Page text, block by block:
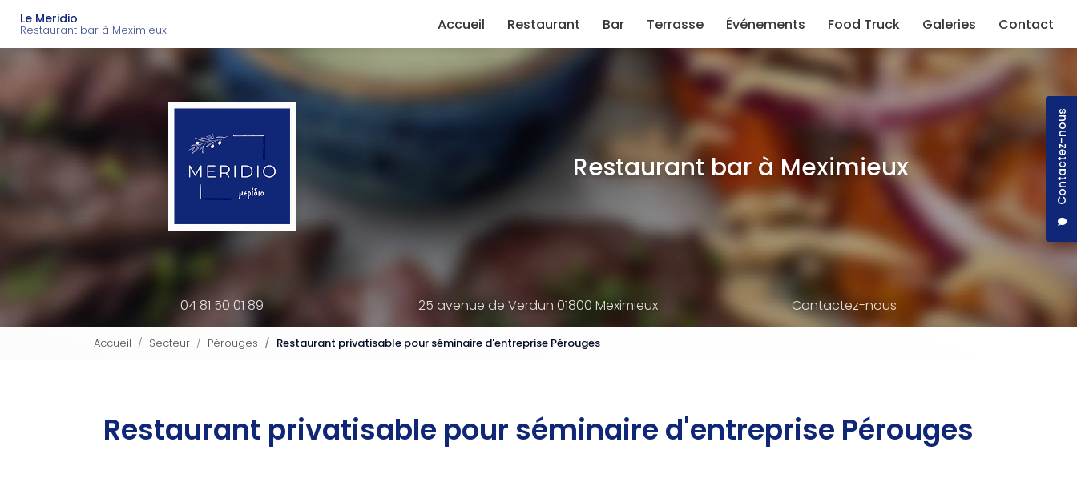
contenu
Le Meridio
Restaurant bar à Meximieux
Contactez-nous
Accueil
Restaurant Bar Terrasse Événements Food Truck Galeries Contact
Restaurant bar à Meximieux
04 81 50 01 89 25 avenue de Verdun 01800 Meximieux Contactez-nous
Accueil Secteur Pérouges Restaurant privatisable pour séminaire d'entreprise Pérouges
Restaurant privatisable pour séminaire d'entreprise Pérouges